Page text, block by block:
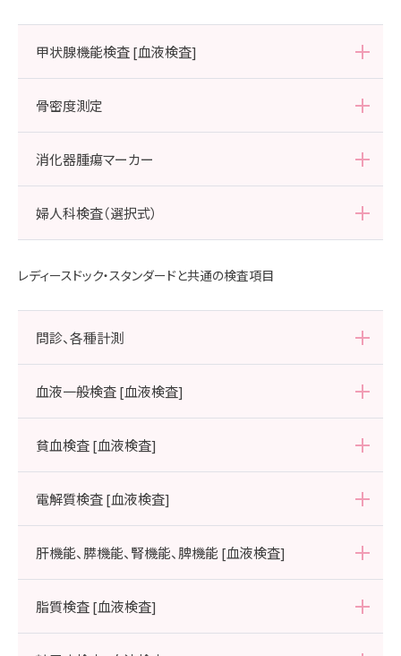
甲状腺機能検査 [血液検査]
FT3
骨密度測定
大腿骨頸部骨密度
腰椎骨密度
腰椎骨量（YAM比）
橈骨骨密度
※丸の内、有楽町では全身（大腿骨・腰椎）での計測
消化器腫瘍マーカー
α-FP、CEA、CA19-9
婦人科検査（選択式）
・更年期ホルモン検査
・子宮体部細胞診
・婦人科腫瘍マーカーセット（CA125、CEA、CA19-9 ）
レディースドック・スタンダードと共通の検査項目
問診、各種計測
身長、体重、BMI、体脂肪率、腹囲
血液一般検査 [血液検査]
白血球数、赤血球数、ヘモグロビン、ヘマトクリット、MCV、MCH、MCHC、
血小板数、血液型（ABO､Rh式）
貧血検査 [血液検査]
血清鉄、総鉄結合能（TIBC）、血清フェリチン
電解質検査 [血液検査]
ナトリウム、カリウム、クロール、カルシウム
肝機能、膵機能、腎機能、脾機能 [血液検査]
尿素窒素、クレアチニン、尿酸（UA）、GPT（ALT）、GOT（AST）、総蛋白、ア
ルブミン、A/G比、LDH、ALP、γ-GTP、LAP、総ビリルビン、コリンエステラー
ゼ、CPK、アミラーゼ
脂質検査 [血液検査]